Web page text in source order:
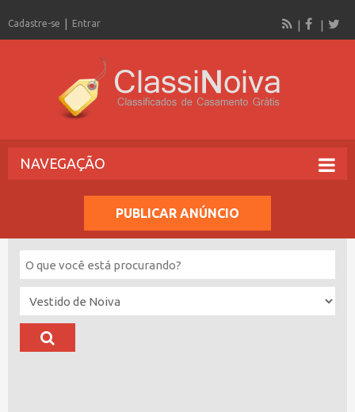
Cadastre-se Entrar
NAVEGAÇÃO
PUBLICAR ANÚNCIO